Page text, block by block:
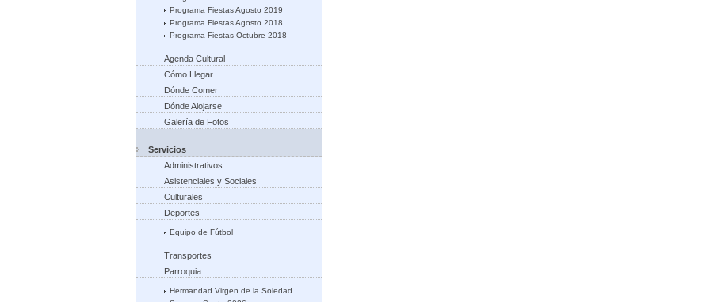
Programa Fiestas Agosto 2019
Programa Fiestas Agosto 2018
Programa Fiestas Octubre 2018
Agenda Cultural
Cómo Llegar
Dónde Comer
Dónde Alojarse
Galería de Fotos
Servicios
Administrativos
Asistenciales y Sociales
Culturales
Deportes
Equipo de Fútbol
Transportes
Parroquia
Hermandad Virgen de la Soledad